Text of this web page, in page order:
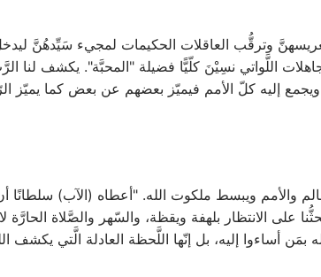
متّى، عن انتظار العذارى لعريسهنَّ وترقُّب العاقلات الحكيمات لمجيء سَيِّدهُنَّ
اللَّواتي نسِيْنَ كلّيًّا فضيلة "المحبَّة". يكشف لنا
"ويجمع إليه كلّ الأمم فيميّز بعضهم عن بعض كما يميّز
والأمم ويبسط ملكوت الله. "أعطاه (الآب) سلطانًا
بغتةً، ويَحثُّنا على الانتظار بلهفة ويقظة، والسّهر والصَّلاة
أساءوا إليه، بل إنّها اللَّحظة العادلة الَّتي يكشف